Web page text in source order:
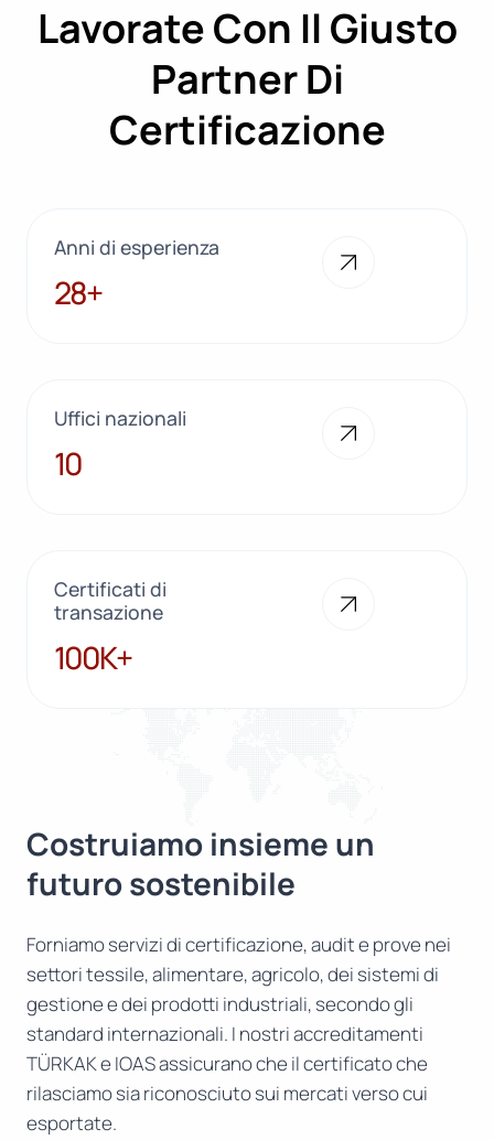
Lavorate Con Il Giusto
Partner Di
Certificazione
Anni di esperienza
28+
28+
Uffici nazionali
10
10
Certificati di
transazione
100K+
100K+
Costruiamo insieme un
futuro sostenibile
Forniamo servizi di certificazione, audit e prove nei
settori tessile, alimentare, agricolo, dei sistemi di
gestione e dei prodotti industriali, secondo gli
standard internazionali. I nostri accreditamenti
TÜRKAK e IOAS assicurano che il certificato che
rilasciamo sia riconosciuto sui mercati verso cui
esportate.